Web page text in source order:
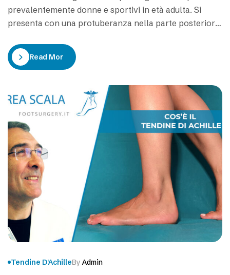
prevalentemente donne e sportivi in età adulta. Si
presenta con una protuberanza nella parte posteriore
proteggere il tendine d’Achille. La Malattia di Haglund è
una malattia graduale, in costante crescita anche se
Read More
Tendine D'AchilleBy Admin